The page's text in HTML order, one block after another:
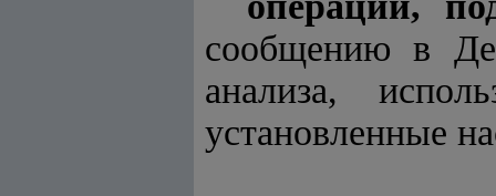
сообщению в
анализа,
установленные